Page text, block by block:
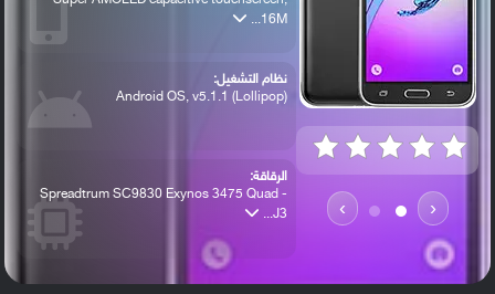
‹
›
16M...
نظام التشغيل:
Android OS, v5.1.1 (Lollipop)
الرقاقة:
Spreadtrum SC9830 Exynos 3475 Quad -
J3...
الرام / التخزين: